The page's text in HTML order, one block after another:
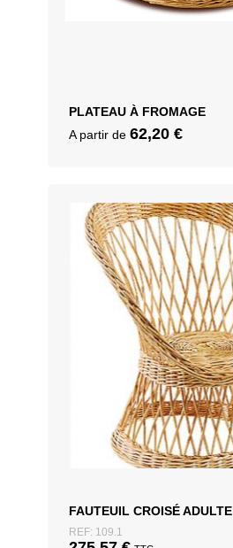
PLATEAU À FROMAGE
A partir de 62,20 €
FAUTEUIL CROISÉ ADULTE
REF: 109.1